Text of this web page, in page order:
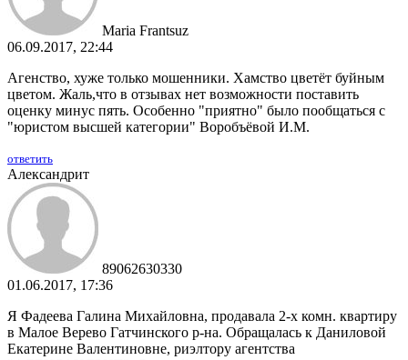
Maria Frantsuz
06.09.2017, 22:44
Агенство, хуже только мошенники. Хамство цветёт буйным
цветом. Жаль,что в отзывах нет возможности поставить
оценку минус пять. Особенно "приятно" было пообщаться с
"юристом высшей категории" Воробъёвой И.М.
ответить
Александрит
89062630330
01.06.2017, 17:36
Я Фадеева Галина Михайловна, продавала 2-х комн. квартиру
в Малое Верево Гатчинского р-на. Обращалась к Даниловой
Екатерине Валентиновне, риэлтору агентства